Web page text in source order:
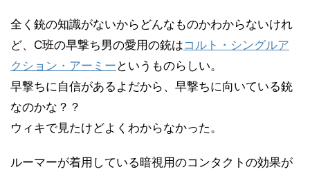
全く銃の知識がないからどんなものかわからないけれ
ど、 C班の早撃ち男の愛用の銃はコルト・シングルア
クション・アーミー というものらしい。
早撃ちに自信があるよだから、早撃ちに向いている銃
なのかな？？
ウィキで見たけどよくわからなかった。
ルーマーが着用している暗視用のコンタクトの効果が